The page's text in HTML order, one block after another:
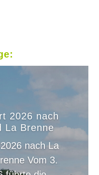
2026 nach
La Brenne
nach La
Vom 3.